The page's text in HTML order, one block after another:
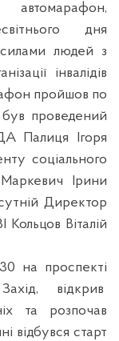
дня
силами людей з
інвалідів
пройшов по
був проведений
Палиця Ігоря
соціального
Ірини
Директор
Віталій
на проспекті
відкрив
та розпочав
відбувся старт